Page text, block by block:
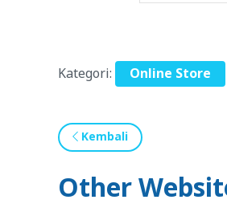
Kategori: Online Store
Kembali
Other